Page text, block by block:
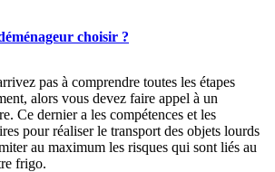
choisir ?
pas à comprendre toutes les étapes
alors vous devez faire appel à un
Ce dernier a les compétences et les
pour réaliser le transport des objets lourds
au maximum les risques qui sont liés au
frigo.